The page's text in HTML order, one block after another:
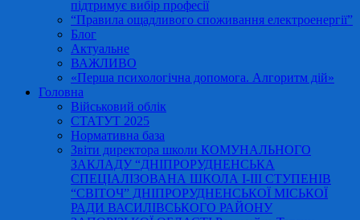
підтримує вибір професії
“Правила ощадливого споживання електроенергії”
Блог
Актуальне
ВАЖЛИВО
«Перша психологічна допомога. Алгоритм дій»
Головна
Військовий облік
СТАТУТ 2025
Нормативна база
Звіти директора школи КОМУНАЛЬНОГО
ЗАКЛАДУ “ДНІПРОРУДНЕНСЬКА
СПЕЦІАЛІЗОВАНА ШКОЛА І-ІІІ СТУПЕНІВ
“СВІТОЧ” ДНІПРОРУДНЕНСЬКОЇ МІСЬКОЇ
РАДИ ВАСИЛІВСЬКОГО РАЙОНУ